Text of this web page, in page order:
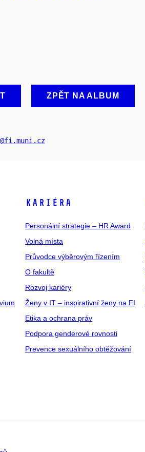
ZPĚT NA ALBUM
@fi .muni .cz
KARIÉRA
Personální strategie – HR Award
Volná místa
Průvodce výběrovým řízením
O fakultě
Rozvoj kariéry
Ženy v IT – inspirativní ženy na FI
Etika a ochrana práv
Podpora genderové rovnosti
Prevence sexuálního obtěžování